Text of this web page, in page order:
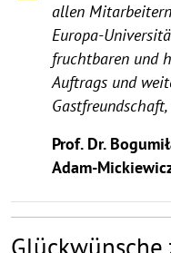
allen
Europa-
fruchtbaren und
Auftrags und
Prof. Dr.
Adam-